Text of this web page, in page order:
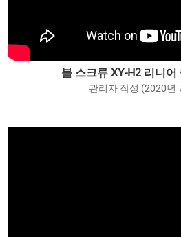
볼 스크류 XY-H2 리니어
관리자 작성 (2020년